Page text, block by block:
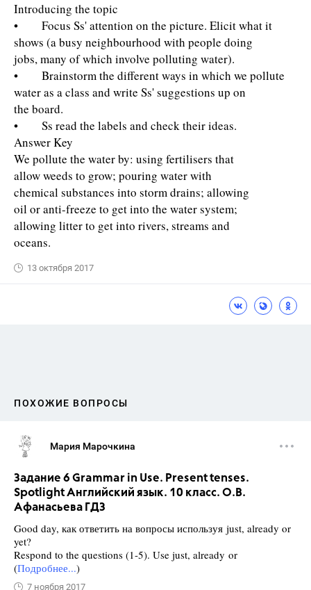
Introducing the topic
• Focus Ss' attention on the picture. Elicit what it
shows (a busy neighbourhood with people doing
jobs, many of which involve polluting water).
• Brainstorm the different ways in which we pollute
water as a class and write Ss' suggestions up on
the board.
• Ss read the labels and check their ideas.
Answer Key
We pollute the water by: using fertilisers that
allow weeds to grow; pouring water with
chemical substances into storm drains; allowing
oil or anti-freeze to get into the water system;
allowing litter to get into rivers, streams and
oceans.
13 октября 2017
ПОХОЖИЕ ВОПРОСЫ
Мария Марочкина
Задание 6 Grammar in Use. Present tenses.
Spotlight Английский язык. 10 класс. О.В.
Афанасьева ГДЗ
Good day, как ответить на вопросы используя just, already or
yet?
Respond to the questions (1-5). Use just, already or
(Подробнее...)
7 ноября 2017